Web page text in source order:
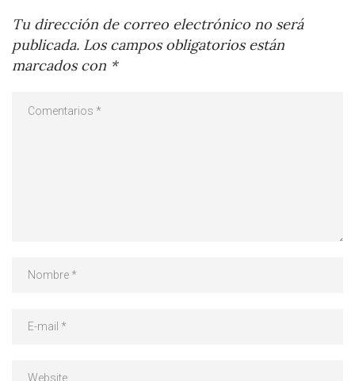
Tu dirección de correo electrónico no será
publicada. Los campos obligatorios están
marcados con *